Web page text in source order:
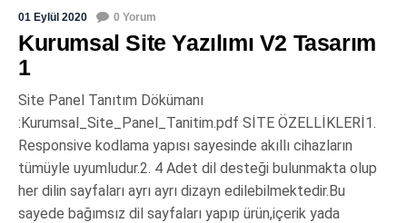
01 Eylül 2020 0 Yorum
Kurumsal Site Yazılımı V2 Tasarım
1
Site Panel Tanıtım Dökümanı
:Kurumsal_Site_Panel_Tanitim.pdf SİTE ÖZELLİKLERİ1.
Responsive kodlama yapısı sayesinde akıllı cihazların
tümüyle uyumludur.2. 4 Adet dil desteği bulunmakta olup
her dilin sayfaları ayrı ayrı dizayn edilebilmektedir.Bu
sayede bağımsız dil sayfaları yapıp ürün,içerik yada